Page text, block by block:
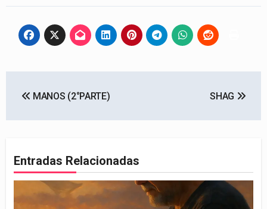
de
MANOS (2°PARTE) SHAG
Entradas Relacionadas